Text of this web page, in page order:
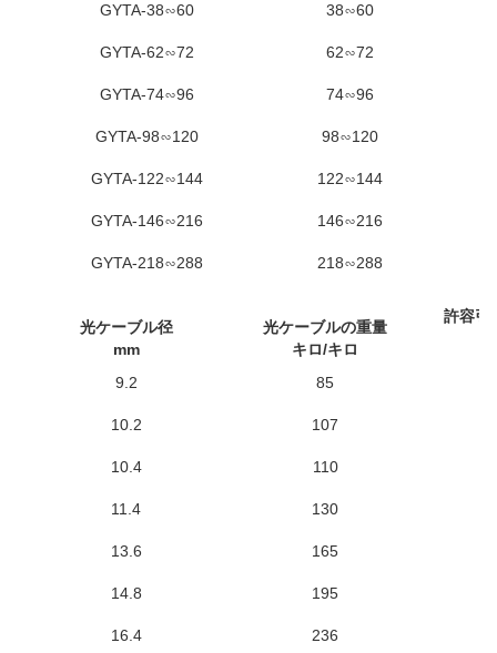
GYTA-38∽60 38∽60
GYTA-62∽72 62∽72
GYTA-74∽96 74∽96
GYTA-98∽120 98∽120
GYTA-122∽144 122∽144
GYTA-146∽216 146∽216
GYTA-218∽288 218∽288
光ケーブル径
mm
光ケーブルの重量
キロ/キロ
許容引
9.2 85
10.2 107
10.4 110
11.4 130
13.6 165
14.8 195
16.4 236